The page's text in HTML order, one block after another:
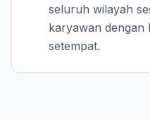
seluruh wilayah
karyawan
setempat.